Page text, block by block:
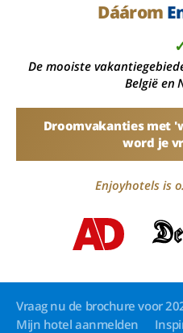
Dáárom
De mooiste
België en
Droomvakanties met
word je
Enjoyhotels is
Vraag nu de brochure voor
Mijn hotel aanmelden